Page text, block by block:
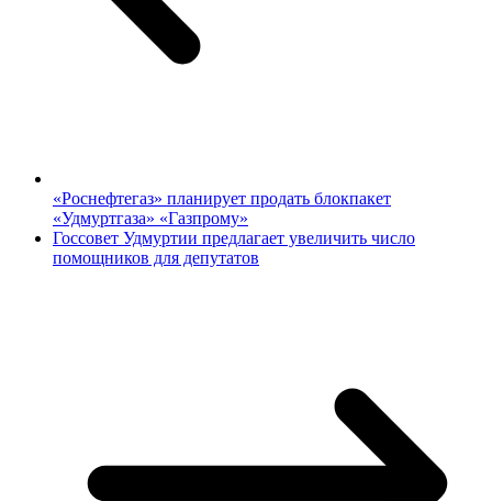
«Роснефтегаз» планирует продать блокпакет
«Удмуртгаза» «Газпрому»
Госсовет Удмуртии предлагает увеличить число
помощников для депутатов